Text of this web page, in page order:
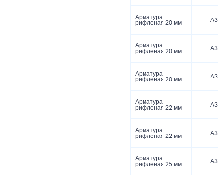
Арматура
рифленая 20 мм
А3
Арматура
рифленая 20 мм
А3
Арматура
рифленая 20 мм
А3
Арматура
рифленая 22 мм
А3
Арматура
рифленая 22 мм
А3
Арматура
рифленая 25 мм
А3